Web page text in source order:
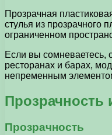
Прозрачная
стулья из прозрачного
ограниченном
Если вы сомневаетесь,
ресторанах и барах,
непременным
Прозрачность
Прозрачность